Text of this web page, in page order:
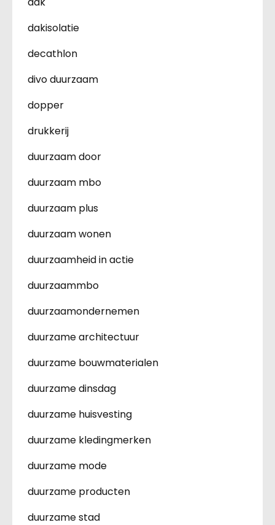
dakisolatie
decathlon
divo duurzaam
dopper
drukkerij
duurzaam door
duurzaam mbo
duurzaam plus
duurzaam wonen
duurzaamheid in actie
duurzaammbo
duurzaamondernemen
duurzame architectuur
duurzame bouwmaterialen
duurzame dinsdag
duurzame huisvesting
duurzame kledingmerken
duurzame mode
duurzame producten
duurzame stad